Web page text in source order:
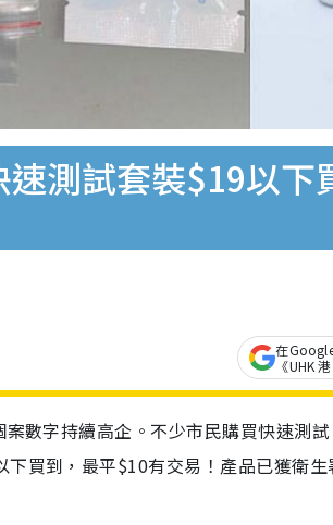
速測試套裝$19以
在
《UHK
數字持續高企。不少市民購買快速測
買到，最平$10有交易！產品已獲衛